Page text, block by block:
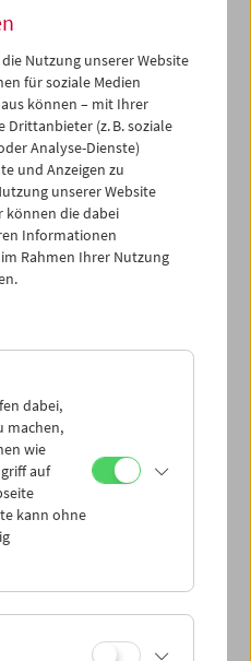
28
30
04 05
Nutzung unserer Website
für soziale Medien
können – mit Ihrer
Drittanbieter (z. B. soziale
Analyse-Dienste)
und Anzeigen zu
unserer Website
können die dabei
Informationen
Rahmen Ihrer Nutzung
dabei,
machen,
wie
auf
kann ohne